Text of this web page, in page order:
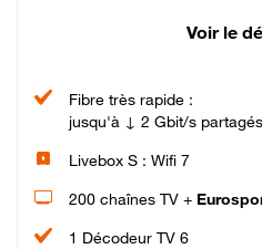
Voir le
Fibre très rapide :
jusqu'à ↓ 2 Gbit/s
Livebox S : Wifi 7
200 chaînes TV +
1 Décodeur TV 6